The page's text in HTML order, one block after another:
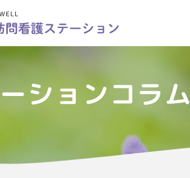
ションコラム